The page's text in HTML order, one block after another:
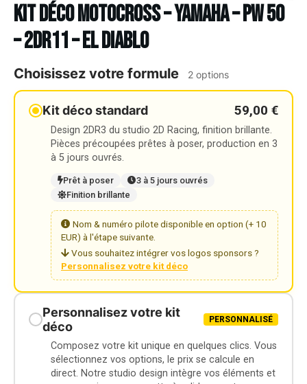
Kit déco Motocross – YAMAHA – PW 50
– 2DR11 – EL DIABLO
Choisissez votre formule 2 options
Kit déco standard 59,00 €
Design 2DR3 du studio 2D Racing, finition brillante.
Pièces précoupées prêtes à poser, production en 3
à 5 jours ouvrés.
Prêt à poser
3 à 5 jours ouvrés
Finition brillante
Nom & numéro pilote disponible en option (+ 10
EUR) à l'étape suivante.
Vous souhaitez intégrer vos logos sponsors ?
Personnalisez votre kit déco
Personnalisez votre kit
déco
PERSONNALISÉ
Composez votre kit unique en quelques clics. Vous
sélectionnez vos options, le prix se calcule en
direct. Notre studio design intègre vos éléments et